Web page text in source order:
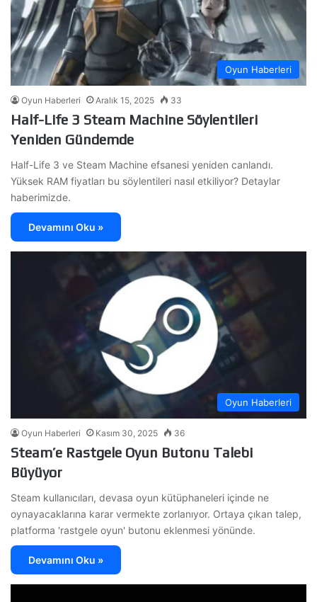
Oyun Haberleri
Oyun Haberleri Aralık 15, 2025 33
Half-Life 3 Steam Machine Söylentileri
Yeniden Gündemde
Half-Life 3 ve Steam Machine efsanesi yeniden canlandı.
Yüksek RAM fiyatları bu söylentileri nasıl etkiliyor? Detaylar
haberimizde.
Devamını Oku »
Oyun Haberleri
Oyun Haberleri Kasım 30, 2025 36
Steam’e Rastgele Oyun Butonu Talebi
Büyüyor
Steam kullanıcıları, devasa oyun kütüphaneleri içinde ne
oynayacaklarına karar vermekte zorlanıyor. Ortaya çıkan talep,
platforma 'rastgele oyun' butonu eklenmesi yönünde.
Devamını Oku »